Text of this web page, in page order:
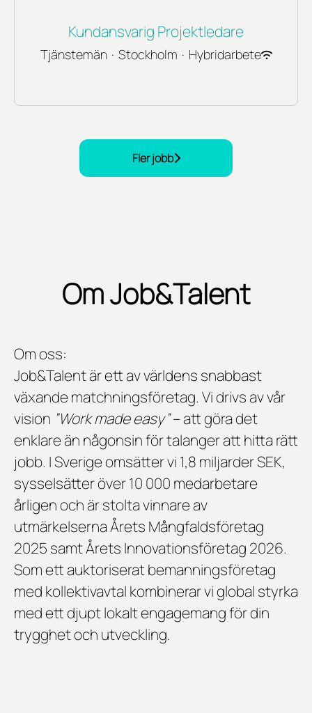
Kundansvarig Projektledare
Tjänstemän · Stockholm · Hybridarbete
Fler jobb
Om Job&Talent
Om oss:
Job&Talent är ett av världens snabbast
växande matchningsföretag. Vi drivs av vår
vision ”Work made easy”– att göra det
enklare än någonsin för talanger att hitta rätt
jobb. I Sverige omsätter vi 1,8 miljarder SEK,
sysselsätter över 10 000 medarbetare
årligen och är stolta vinnare av
utmärkelsernaÅrets Mångfaldsföretag
2025 samtÅrets Innovationsföretag 2026.
Som ett auktoriserat bemanningsföretag
med kollektivavtal kombinerar vi global styrka
med ett djupt lokalt engagemang för din
trygghet och utveckling.